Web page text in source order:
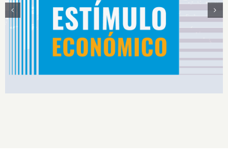
Estímulos Económicos para Deportistas de Alto
Rendimiento IS2026